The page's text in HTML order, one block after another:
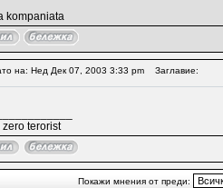
kompaniata
на: Нед Дек 07, 2003 3:33 pm Заглавие:
terorist
Покажи мнения от преди: